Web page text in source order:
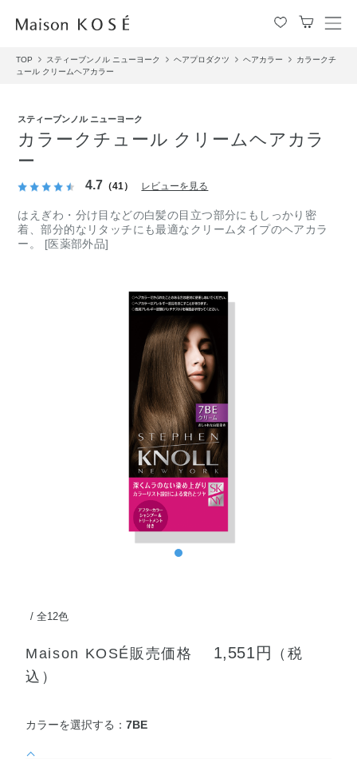
メ
ュ
TOP スティーブンノル ニューヨーク ヘアプロダクツ ヘアカラー
カラークチ
ュール クリームヘアカラー
スティーブンノル ニューヨーク
カラークチュール クリームヘアカラ
ー
4.7 （41） レビューを見る
はえぎわ・分け目などの白髪の目立つ部分にもしっかり密
着、部分的なリタッチにも最適なクリームタイプのヘアカラ
ー。 [医薬部外品]
全12色
Maison KOSÉ販売価格 1,551円
（税
込）
カラーを選択する：7BE